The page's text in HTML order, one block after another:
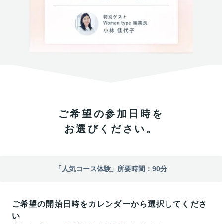
ご希望の参加日時を
お選びください。
「 人気コース体験 」所要時間： 90分
ご希望の開始日時をカレンダーから選択してくださ
い